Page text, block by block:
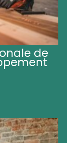
de